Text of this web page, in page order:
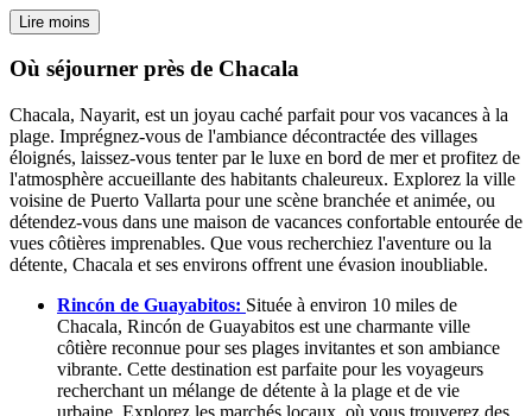
Lire moins
Où séjourner près de Chacala
Chacala, Nayarit, est un joyau caché parfait pour vos vacances à la
plage. Imprégnez-vous de l'ambiance décontractée des villages
éloignés, laissez-vous tenter par le luxe en bord de mer et profitez de
l'atmosphère accueillante des habitants chaleureux. Explorez la ville
voisine de Puerto Vallarta pour une scène branchée et animée, ou
détendez-vous dans une maison de vacances confortable entourée de
vues côtières imprenables. Que vous recherchiez l'aventure ou la
détente, Chacala et ses environs offrent une évasion inoubliable.
Rincón de Guayabitos: Située à environ 10 miles de
Chacala, Rincón de Guayabitos est une charmante ville
côtière reconnue pour ses plages invitantes et son ambiance
vibrante. Cette destination est parfaite pour les voyageurs
recherchant un mélange de détente à la plage et de vie
urbaine. Explorez les marchés locaux, où vous trouverez des